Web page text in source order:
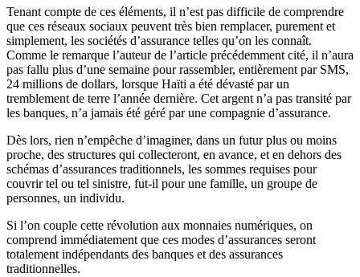
Tenant compte de ces éléments, il n’est pas difficile de comprendre
que ces réseaux sociaux peuvent très bien remplacer, purement et
simplement, les sociétés d’assurance telles qu’on les connaît.
Comme le remarque l’auteur de l’article précédemment cité, il n’aura
pas fallu plus d’une semaine pour rassembler, entièrement par SMS,
24 millions de dollars, lorsque Haïti a été dévasté par un
tremblement de terre l’année dernière. Cet argent n’a pas transité par
les banques, n’a jamais été géré par une compagnie d’assurance.
Dès lors, rien n’empêche d’imaginer, dans un futur plus ou moins
proche, des structures qui collecteront, en avance, et en dehors des
schémas d’assurances traditionnels, les sommes requises pour
couvrir tel ou tel sinistre, fut-il pour une famille, un groupe de
personnes, un individu.
Si l’on couple cette révolution aux monnaies numériques, on
comprend immédiatement que ces modes d’assurances seront
totalement indépendants des banques et des assurances
traditionnelles.